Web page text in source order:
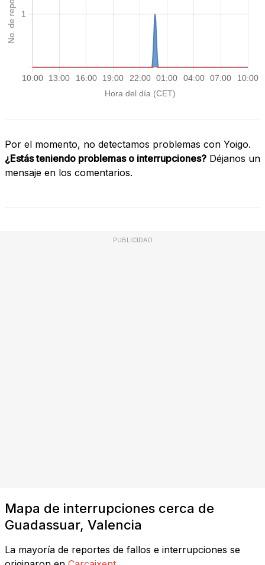
Por el momento, no detectamos problemas con Yoigo.
¿Estás teniendo problemas o interrupciones? Déjanos un
mensaje en los comentarios.
PUBLICIDAD
Mapa de interrupciones cerca de
Guadassuar, Valencia
La mayoría de reportes de fallos e interrupciones se